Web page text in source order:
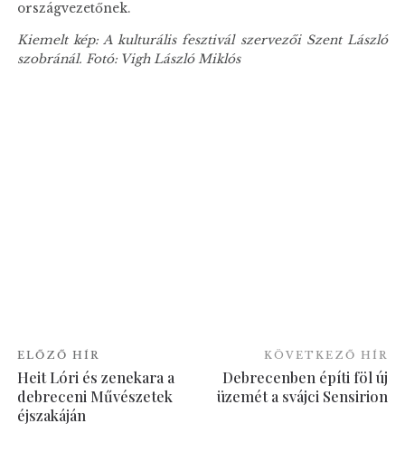
országvezetőnek.
Kiemelt kép: A kulturális fesztivál szervezői Szent László
szobránál. Fotó: Vigh László Miklós
ELŐZŐ HÍR
Heit Lóri és zenekara a
debreceni Művészetek
éjszakáján
KÖVETKEZŐ HÍR
Debrecenben építi föl új
üzemét a svájci Sensirion